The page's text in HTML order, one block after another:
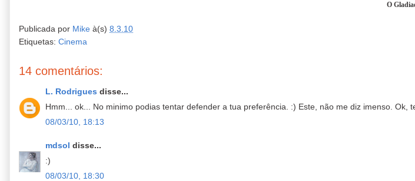
O
Publicada por Mike à(s) 8.3.10
Etiquetas: Cinema
14 comentários:
L. Rodrigues disse...
Hmm... ok... No minimo podias tentar defender a tua preferência. :) Este, não me diz imenso. Ok,
08/03/10, 18:13
mdsol disse...
:)
08/03/10, 18:30